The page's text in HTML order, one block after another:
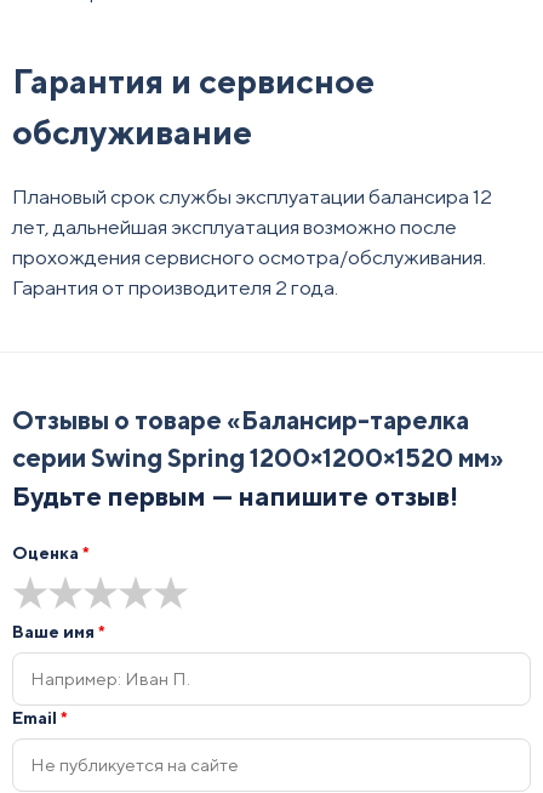
Гарантия и сервисное
обслуживание
Плановый срок службы эксплуатации балансира 12
лет, дальнейшая эксплуатация возможно после
прохождения сервисного осмотра/обслуживания.
Гарантия от производителя 2 года.
Отзывы о товаре «Балансир-тарелка
серии Swing Spring 1200×1200×1520 мм»
Будьте первым — напишите отзыв!
Оценка *
★
★
★
★
★
Ваше имя *
Email *